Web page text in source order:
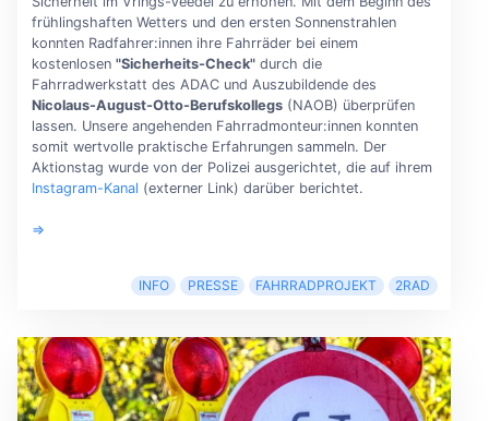
frühlingshaften Wetters und den ersten Sonnenstrahlen
konnten Radfahrer:innen ihre Fahrräder bei einem
kostenlosen "Sicherheits-Check"durch die
Fahrradwerkstatt des ADAC und Auszubildende des
Nicolaus-August-Otto-Berufskollegs(NAOB) überprüfen
lassen. Unsere angehenden Fahrradmonteur:innen konnten
somit wertvolle praktische Erfahrungen sammeln. Der
Aktionstag wurde von der Polizei ausgerichtet, die auf ihrem
Instagram-Kanal (externer Link) darüber berichtet.
⇒
INFO PRESSE FAHRRADPROJEKT 2RAD